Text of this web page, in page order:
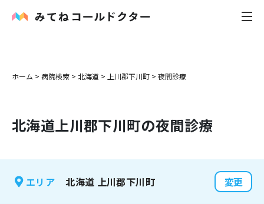
内科
花粉症
感染症
ホーム > 病院検索 > 北海道 > 上川郡下川町 > 夜間診療
北海道上川郡下川町の夜間診療
エリア 北海道 上川郡下川町 変更